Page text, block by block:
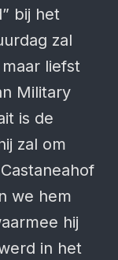
bij het
zal
liefst
Military
is de
zal om
we hem
hij
in het